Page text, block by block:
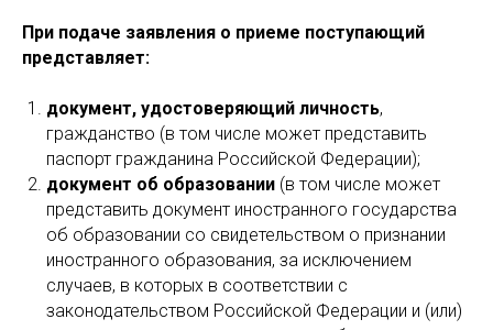
При подаче заявления о приеме поступающий
представляет:
документ, удостоверяющий личность,
гражданство (в том числе может представить
паспорт гражданина Российской Федерации);
документ об образовании (в том числе может
представить документ иностранного государства
об образовании со свидетельством о признании
иностранного образования, за исключением
случаев, в которых в соответствии с
законодательством Российской Федерации и (или)